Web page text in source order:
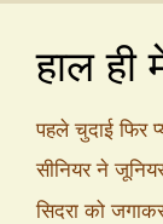
हाल ही
पहले चुदाई फिर
सीनियर ने
सिदरा को